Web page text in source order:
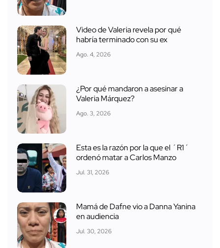
Video de Valeria revela por qué
habría terminado con su ex
Ago. 4, 2026
¿Por qué mandaron a asesinar a
Valeria Márquez?
Ago. 3, 2026
Esta es la razón por la que el ´R1´
ordenó matar a Carlos Manzo
Jul. 31, 2026
Mamá de Dafne vio a Danna Yanina
en audiencia
Jul. 30, 2026